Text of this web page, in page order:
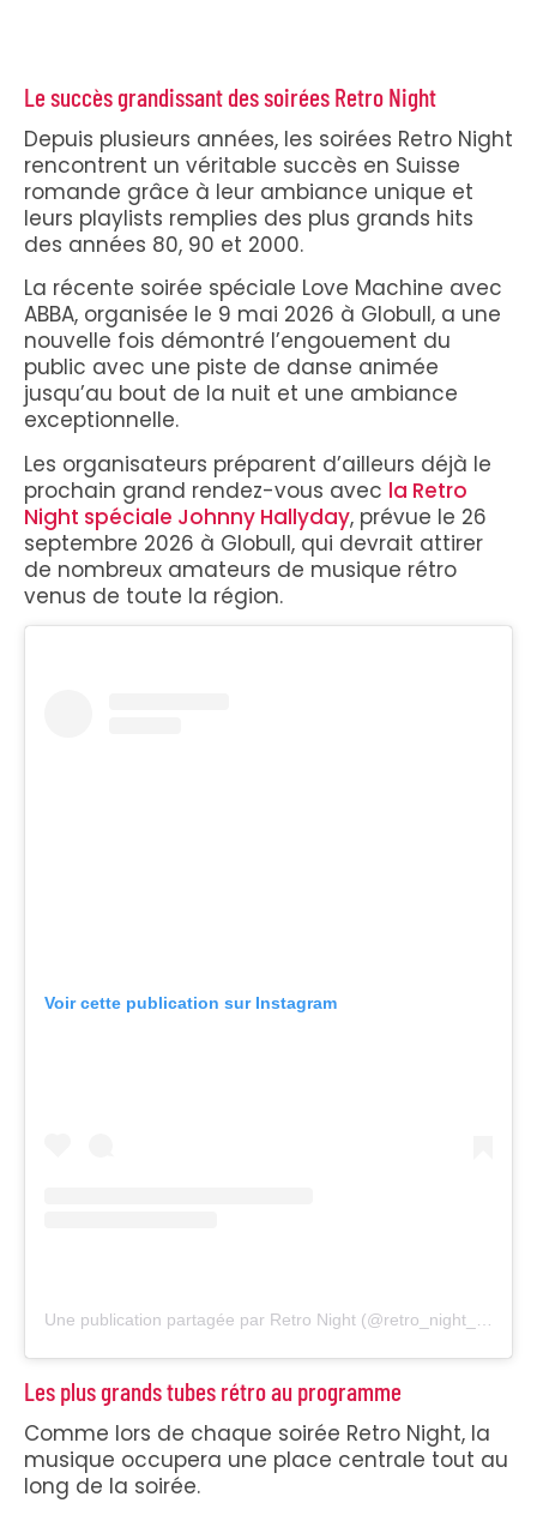
Le succès grandissant des soirées Retro Night
Depuis plusieurs années, les soirées Retro Night
rencontrent un véritable succès en Suisse
romande grâce à leur ambiance unique et
leurs playlists remplies des plus grands hits
des années 80, 90 et 2000.
La récente soirée spéciale Love Machine avec
ABBA, organisée le 9 mai 2026 à Globull, a une
nouvelle fois démontré l’engouement du
public avec une piste de danse animée
jusqu’au bout de la nuit et une ambiance
exceptionnelle.
Les organisateurs préparent d’ailleurs déjà le
prochain grand rendez-vous avec la Retro
Night spéciale Johnny Hallyday, prévue le 26
septembre 2026 à Globull, qui devrait attirer
de nombreux amateurs de musique rétro
venus de toute la région.
Voir cette publication sur Instagram
Les plus grands tubes rétro au programme
Comme lors de chaque soirée Retro Night, la
musique occupera une place centrale tout au
long de la soirée.